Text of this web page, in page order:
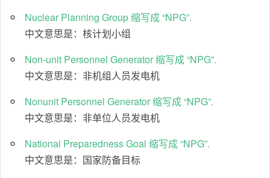
Nuclear Planning Group 缩写成 “NPG”.
中文意思是：核计划小组
Non-unit Personnel Generator 缩写成 “NPG”.
中文意思是：非机组人员发电机
Nonunit Personnel Generator 缩写成 “NPG”.
中文意思是：非单位人员发电机
National Preparedness Goal 缩写成 “NPG”.
中文意思是：国家防备目标